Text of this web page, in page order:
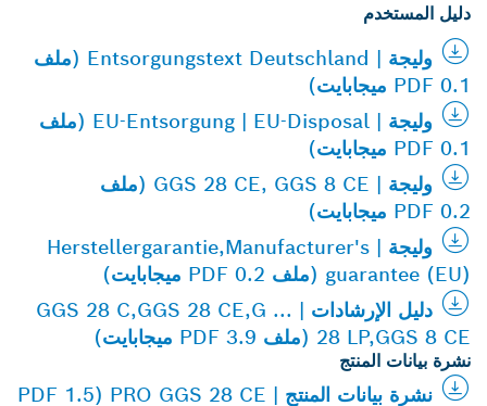
دليل المستخدم
وليجة | Entsorgungstext Deutschland (ملف
PDF 0.1 ميجابايت)
وليجة | EU-Entsorgung | EU-Disposal (ملف
PDF 0.1 ميجابايت)
وليجة | GGS 28 CE, GGS 8 CE (ملف
PDF 0.2 ميجابايت)
وليجة | Herstellergarantie,Manufacturer's
guarantee (EU) (ملف PDF 0.2 ميجابايت)
دليل الإرشادات | GGS 28 C,GGS 28 CE,G ...
28 LP,GGS 8 CE (ملف PDF 3.9 ميجابايت)
نشرة بيانات المنتج
نشرة بيانات المنتج | PRO GGS 28 CE (PDF 1.5